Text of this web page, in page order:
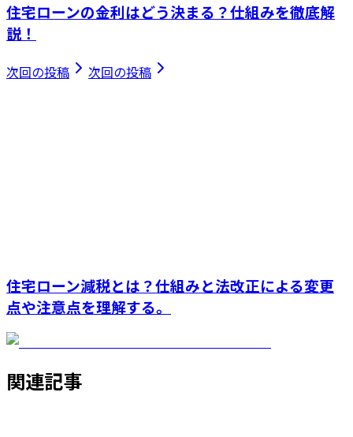
住宅ローンの金利はどう決まる？仕組みを徹底解
説！
次回の投稿 次回の投稿
住宅ローン減税とは？仕組みと法改正による変更
点や注意点を理解する。
関連記事